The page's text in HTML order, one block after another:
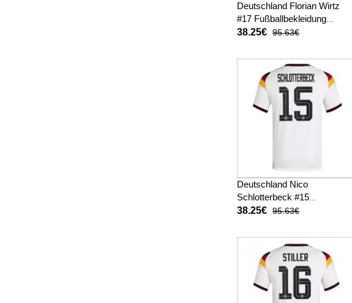
Deutschland Florian Wirtz
#17 Fußballbekleidung
Heimtrikot WM 2026 Kurzarm
38.25€ 95.63€
Deutschland Nico
Schlotterbeck #15
Fußballbekleidung Heimtrikot
38.25€ 95.63€